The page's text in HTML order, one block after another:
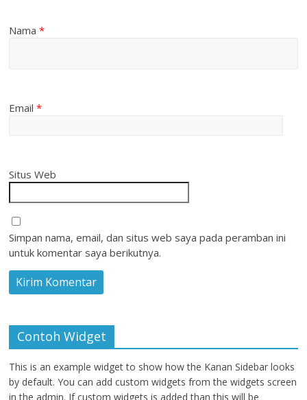
Nama*
Email*
Situs Web
Simpan nama, email, dan situs web saya pada peramban ini
untuk komentar saya berikutnya.
Contoh Widget
This is an example widget to show how the Kanan Sidebar looks
by default. You can add custom widgets from the widgets screen
in the admin. If custom widgets is added than this will be